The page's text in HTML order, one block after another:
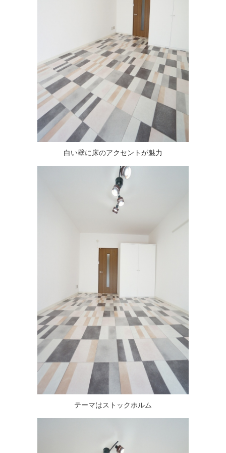
白い壁に床のアクセントが魅力
テーマはストックホルム